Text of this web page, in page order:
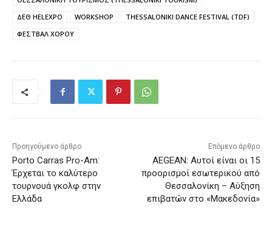
ΔΕΘ HELEXPO
WORKSHOP
THESSALONIKI DANCE FESTIVAL (TDF)
ΦΕΣΤΒΑΛ ΧΟΡΟΥ
Προηγούμενο άρθρο
Porto Carras Pro-Am:
Έρχεται το καλύτερο
τουρνουά γκολφ στην
Ελλάδα
Επόμενο άρθρο
AEGEAN: Αυτοί είναι οι 15
προορισμοί εσωτερικού από
Θεσσαλονίκη – Αύξηση
επιβατών στο «Μακεδονία»